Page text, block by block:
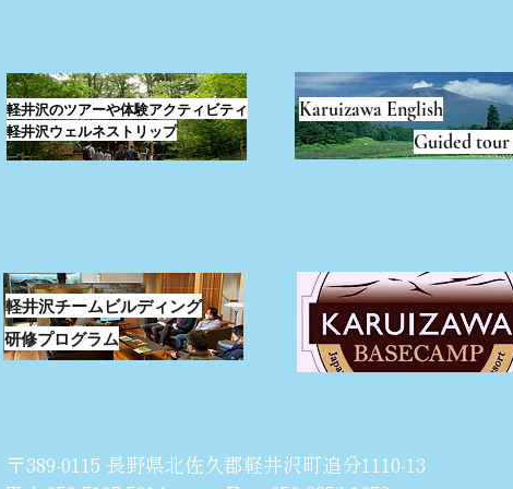
軽井沢のツアーや体験アクティビティ
軽井沢ウェルネストリップ
Karuizawa English
Guided tour
軽井沢チームビルディング
研修プログラム
〒389-0115 長野県北佐久郡軽井沢町追分1110-13